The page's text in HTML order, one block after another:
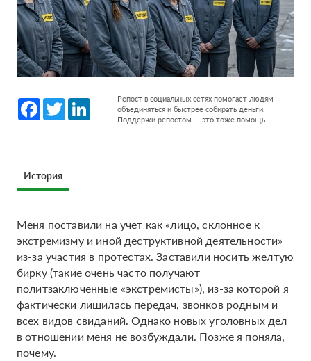
Facebook
Twitter LinkedInРепост в социальных сетях помогает людям
объединяться и быстрее собирать деньги.
Поддержи репостом — это тоже помощь.
История
Меня поставили на учет как «лицо, склонное к
экстремизму и иной деструктивной деятельности»
из-за участия в протестах. Заставили носить желтую
бирку (такие очень часто получают
политзаключенные «экстремисты»), из-за которой я
фактически лишилась передач, звонков родным и
всех видов свиданий. Однако новых уголовных дел
в отношении меня не возбуждали. Позже я поняла,
почему.